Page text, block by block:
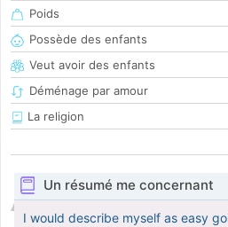
Poids
Possède des enfants
Veut avoir des enfants
Déménage par amour
La religion
Un résumé me concernant
I would describe myself as easy